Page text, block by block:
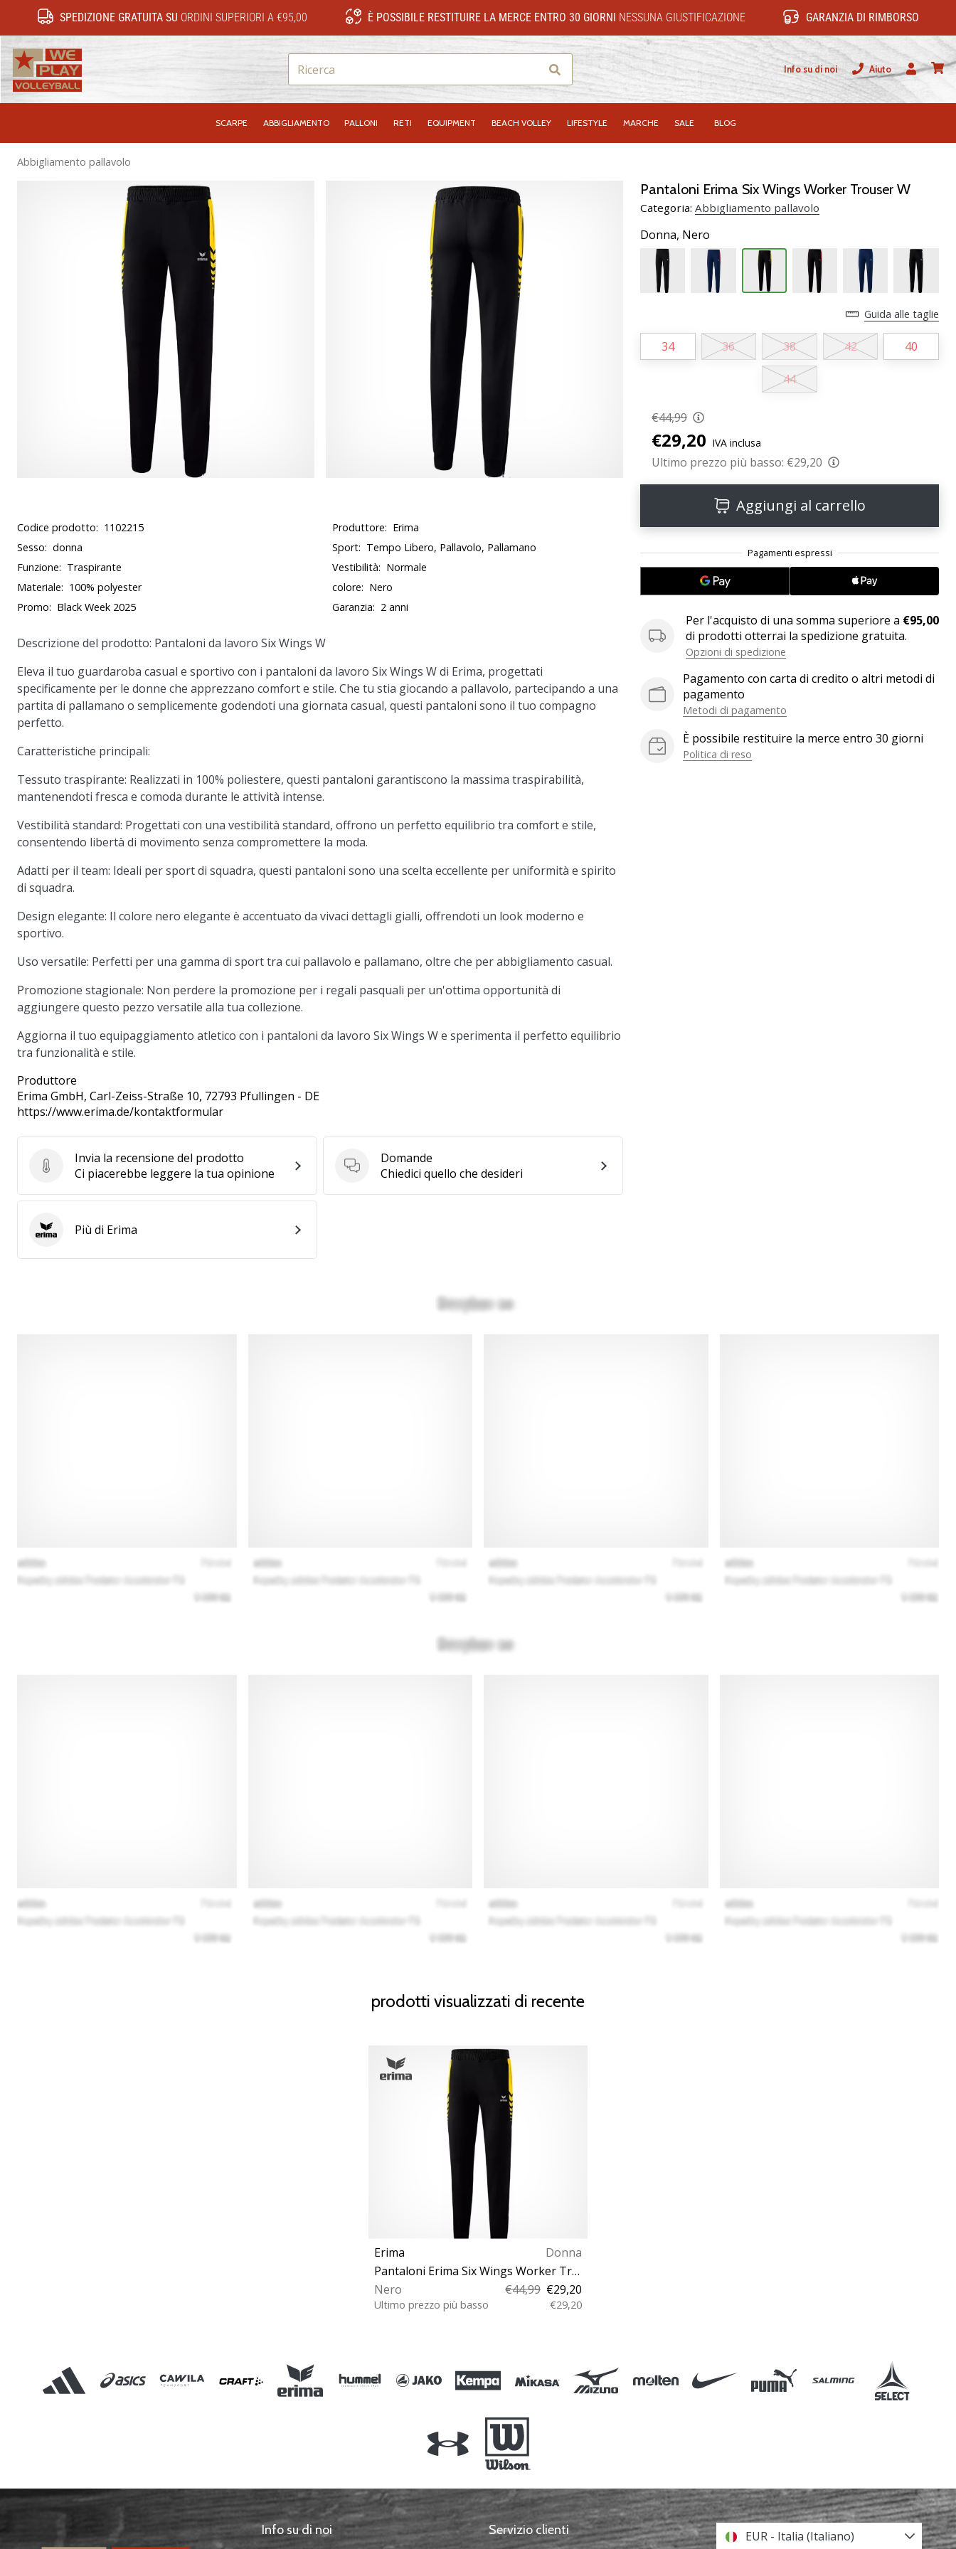
SPEDIZIONE GRATUITA SU ORDINI SUPERIORI A €95,00 È POSSIBILE RESTITUIRE LA MERCE ENTRO 30 GIORNI NESSUNA GIUSTIFICAZIONE GARANZIA DI RIMBORSO
Ricerca Info su di noi
Aiuto
Utente
SCARPE ABBIGLIAMENTO PALLONI RETI EQUIPMENT BEACH VOLLEY LIFESTYLE MARCHE SALE BLOG
Abbigliamento pallavolo
Pantaloni Erima Six Wings Worker Trouser W
Categoria: Abbigliamento pallavolo
Donna, Nero
Guida alle taglie
34 36 38 42 40
44
€44,99
€29,20 IVA inclusa
Ultimo prezzo più basso: €29,20
Aggiungi al carrello
Per l'acquisto di una somma superiore a €95,00
di prodotti otterrai la spedizione gratuita.
Opzioni di spedizione
Pagamento con carta di credito o altri metodi di
pagamento
Metodi di pagamento
È possibile restituire la merce entro 30 giorni
Politica di reso
Codice prodotto: 1102215 Produttore: Erima
Sesso: donna Sport: Tempo Libero, Pallavolo, Pallamano
Funzione: Traspirante Vestibilità: Normale
Materiale: 100% polyester colore: Nero
Promo: Black Week 2025 Garanzia: 2 anni
Descrizione del prodotto: Pantaloni da lavoro Six Wings W
Eleva il tuo guardaroba casual e sportivo con i pantaloni da lavoro Six Wings W di Erima, progettati
specificamente per le donne che apprezzano comfort e stile. Che tu stia giocando a pallavolo, partecipando a una
partita di pallamano o semplicemente godendoti una giornata casual, questi pantaloni sono il tuo compagno
perfetto.
Caratteristiche principali:
Tessuto traspirante: Realizzati in 100% poliestere, questi pantaloni garantiscono la massima traspirabilità,
mantenendoti fresca e comoda durante le attività intense.
Vestibilità standard: Progettati con una vestibilità standard, offrono un perfetto equilibrio tra comfort e stile,
consentendo libertà di movimento senza compromettere la moda.
Adatti per il team: Ideali per sport di squadra, questi pantaloni sono una scelta eccellente per uniformità e spirito
di squadra.
Design elegante: Il colore nero elegante è accentuato da vivaci dettagli gialli, offrendoti un look moderno e
sportivo.
Uso versatile: Perfetti per una gamma di sport tra cui pallavolo e pallamano, oltre che per abbigliamento casual.
Promozione stagionale: Non perdere la promozione per i regali pasquali per un'ottima opportunità di
aggiungere questo pezzo versatile alla tua collezione.
Aggiorna il tuo equipaggiamento atletico con i pantaloni da lavoro Six Wings W e sperimenta il perfetto equilibrio
tra funzionalità e stile.
Produttore
Erima GmbH, Carl-Zeiss-Straße 10, 72793 Pfullingen - DE
https://www.erima.de/kontaktformular
Invia la recensione del prodotto
Invia la recensione del prodotto
Ci piacerebbe leggere la tua opinione
Domande
Domande
Chiedici quello che desideri
ErimaPiù di Erima
prodotti visualizzati di recente
Erima
Donna
Pantaloni Erima Six Wings Worker Trouser W
Nero
€44,99 €29,20
Ultimo prezzo più basso €29,20
Info su di noi Servizio clienti EUR - Italia (Italiano)